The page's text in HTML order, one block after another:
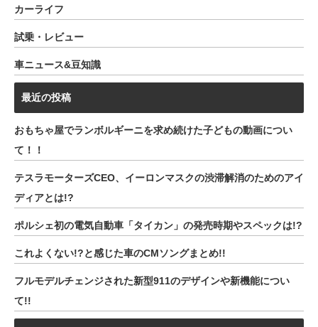
カーライフ
試乗・レビュー
車ニュース&豆知識
最近の投稿
おもちゃ屋でランボルギーニを求め続けた子どもの動画につい
て！！
テスラモーターズCEO、イーロンマスクの渋滞解消のためのアイ
ディアとは!?
ポルシェ初の電気自動車「タイカン」の発売時期やスペックは!?
これよくない!?と感じた車のCMソングまとめ!!
フルモデルチェンジされた新型911のデザインや新機能につい
て!!